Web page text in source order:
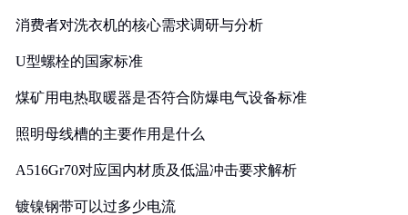
消费者对洗衣机的核心需求调研与分析
U型螺栓的国家标准
煤矿用电热取暖器是否符合防爆电气设备标准
照明母线槽的主要作用是什么
A516Gr70对应国内材质及低温冲击要求解析
镀镍钢带可以过多少电流